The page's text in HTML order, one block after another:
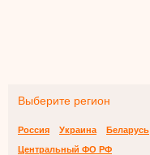
Выберите регион
Россия Украина Беларусь
Центральный ФО РФ